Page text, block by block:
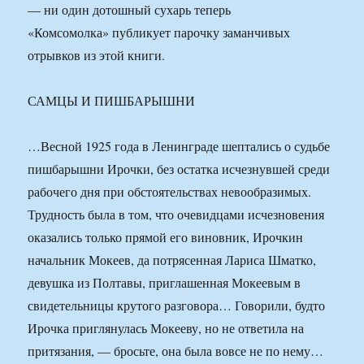
— ни один дотошный сухарь теперь
«Комсомолка» публикует парочку заманчивых
отрывков из этой книги.
САМЦЫ И ПИШБАРЫШНИ
…Весной 1925 года в Ленинграде шептались о судьбе
пишбарышни Ирочки, без остатка исчезнувшей среди
рабочего дня при обстоятельствах невообразимых.
Трудность была в том, что очевидцами исчезновения
оказались только прямой его виновник, Ирочкин
начальник Мокеев, да потрясенная Лариса Шматко,
девушка из Полтавы, приглашенная Мокеевым в
свидетельницы крутого разговора… Говорили, будто
Ирочка приглянулась Мокееву, но не ответила на
притязания, — бросьте, она была вовсе не по нему…